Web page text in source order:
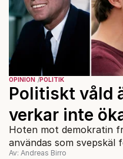
OPINION POLITIK
Politiskt våld
verkar inte
Hoten mot demokratin
användas som svepskäl
Av: Andreas Birro